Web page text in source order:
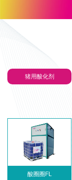
猪用酸化剂
酸圈圈FL